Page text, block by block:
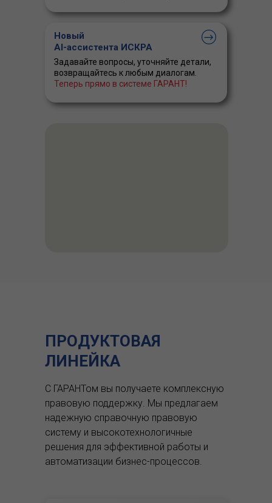
Новый
AI-ассистента ИСКРА
Задавайте вопросы, уточняйте детали,
возвращайтесь к любым диалогам.
Теперь прямо в системе ГАРАНТ!
ПРОДУКТОВАЯ
ЛИНЕЙКА
С ГАРАНТом вы получаете комплексную
правовую поддержку. Мы предлагаем
надежную справочную правовую
систему и высокотехнологичные
решения для эффективной работы и
автоматизации бизнес-процессов.